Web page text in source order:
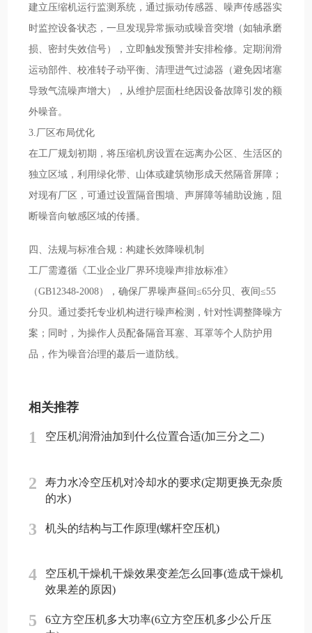
建立压缩机运行监测系统，通过振动传感器、噪声传感器实
时监控设备状态，一旦发现异常振动或噪音突增（如轴承磨
损、密封失效信号），立即触发预警并安排检修。定期润滑
运动部件、校准转子动平衡、清理进气过滤器（避免因堵塞
导致气流噪声增大），从维护层面杜绝因设备故障引发的额
外噪音。
3.厂区布局优化
在工厂规划初期，将压缩机房设置在远离办公区、生活区的
独立区域，利用绿化带、山体或建筑物形成天然隔音屏障；
对现有厂区，可通过设置隔音围墙、声屏障等辅助设施，阻
断噪音向敏感区域的传播。
四、法规与标准合规：构建长效降噪机制
工厂需遵循《工业企业厂界环境噪声排放标准》
（GB12348-2008），确保厂界噪声昼间≤65分贝、夜间≤55
分贝。通过委托专业机构进行噪声检测，针对性调整降噪方
案；同时，为操作人员配备隔音耳塞、耳罩等个人防护用
品，作为噪音治理的蕞后一道防线。
相关推荐
1 空压机润滑油加到什么位置合适(加三分之二)
2
寿力水冷空压机对冷却水的要求(定期更换无杂质
的水)
3 机头的结构与工作原理(螺杆空压机)
4
空压机干燥机干燥效果变差怎么回事(造成干燥机
效果差的原因)
5
6立方空压机多大功率(6立方空压机多少公斤压